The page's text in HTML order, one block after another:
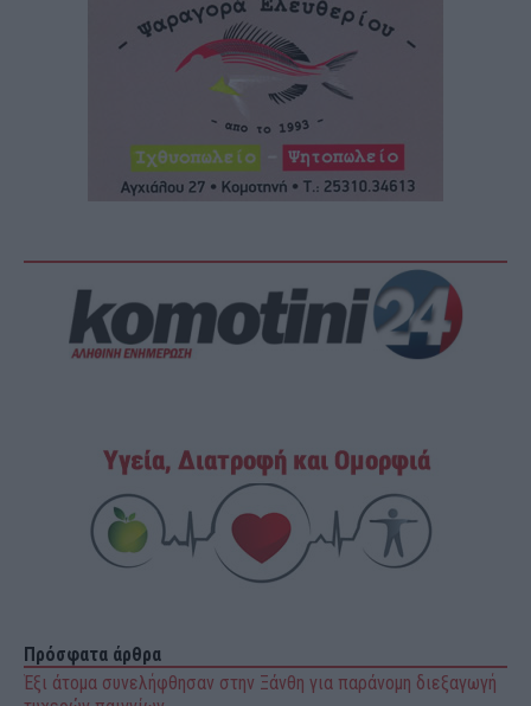
Πρόσφατα άρθρα
Έξι άτομα συνελήφθησαν στην Ξάνθη για παράνομη διεξαγωγή